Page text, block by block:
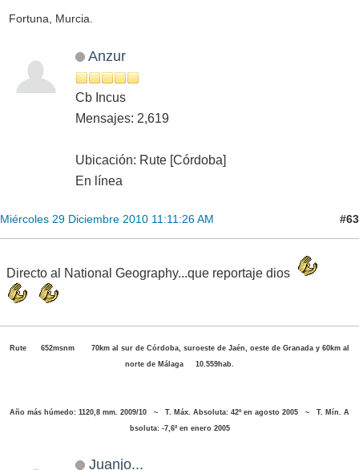
Fortuna, Murcia.
Anzur
Cb Incus
Mensajes: 2,619
Ubicación: Rute [Córdoba]
En línea
Miércoles 29 Diciembre 2010 11:11:26 AM #63
Directo al National Geography...que reportaje dios
Rute 652msnm 70km al sur de Córdoba, suroeste de Jaén, oeste de Granada y 60km al
norte de Málaga 10.559hab.
Año más húmedo: 1120,8 mm. 2009/10 ~ T. Máx. Absoluta: 42º en agosto 2005 ~ T. Mín. A
bsoluta: -7,6º en enero 2005
Juanjo...